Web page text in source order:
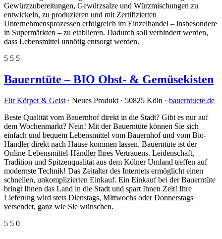
Gewürzzubereitungen, Gewürzsalze und Würzmischungen zu
entwickeln, zu produzieren und mit Zertifizierten
Unternehmensprozessen erfolgreich im Einzelhandel – insbesondere
in Supermärkten – zu etablieren. Dadurch soll verhindert werden,
dass Lebensmittel unnötig entsorgt werden.
5 5 5
Bauerntüte – BIO Obst- & Gemüsekisten
Für Körper & Geist · Neues Produkt · 50825 Köln · bauerntuete.de
Beste Qualität vom Bauernhof direkt in die Stadt? Gibt es nur auf
dem Wochenmarkt? Nein! Mit der Bauerntüte können Sie sich
einfach und bequem Lebensmittel vom Bauernhof und vom Bio-
Händler direkt nach Hause kommen lassen. Bauerntüte ist der
Online-Lebensmittel-Händler Ihres Vertrauens. Leidenschaft,
Tradition und Spitzenqualität aus dem Kölner Umland treffen auf
modernste Technik! Das Zeitalter des Internets ermöglicht einen
schnellen, unkomplizierten Einkauf. Ein Einkauf bei der Bauerntüte
bringt Ihnen das Land in die Stadt und spart Ihnen Zeit! Ihre
Lieferung wird stets Dienstags, Mittwochs oder Donnerstags
versendet, ganz wie Sie wünschen.
5 5 0